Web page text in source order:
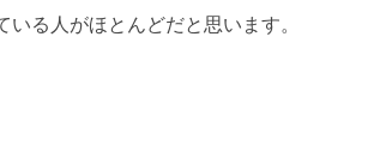
いる人がほとんどだと思います。